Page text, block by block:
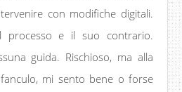
con modifiche digitali.
processo e il suo contrario.
guida. Rischioso, ma alla
mi sento bene o forse